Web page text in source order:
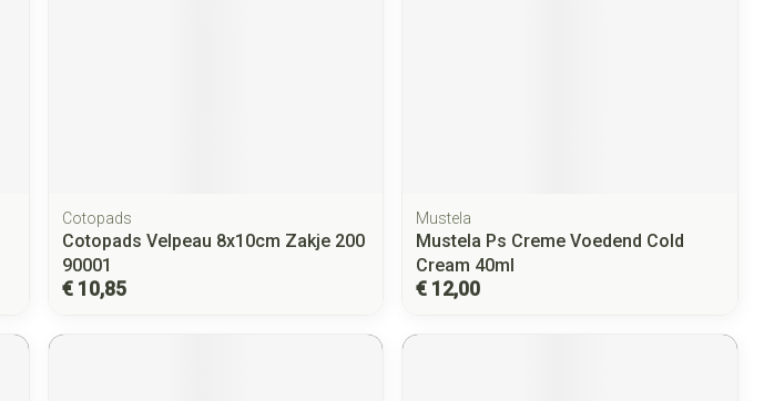
Cotopads
Cotopads Velpeau 8x10cm Zakje 200
90001
€ 10,85
Mustela
Mustela Ps Creme Voedend Cold
Cream 40ml
€ 12,00